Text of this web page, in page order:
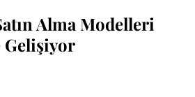
Alma Modelleri
Gelişiyor